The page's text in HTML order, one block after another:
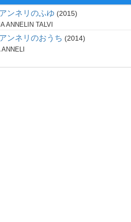
ンネリのふゆ 2015
ANNELIN TALVI
ンネリのおうち 2014